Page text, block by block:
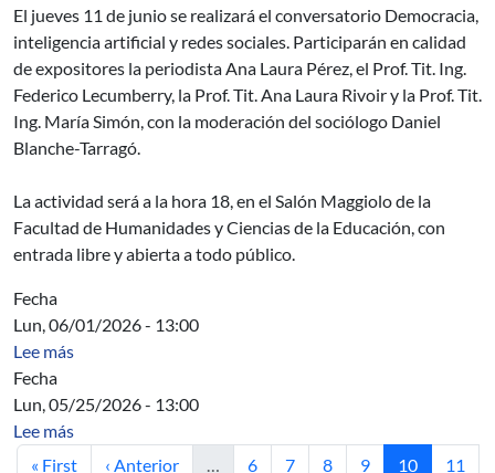
El jueves 11 de junio se realizará el conversatorio Democracia,
inteligencia artificial y redes sociales. Participarán en calidad
de expositores la periodista Ana Laura Pérez, el Prof. Tit. Ing.
Federico Lecumberry, la Prof. Tit. Ana Laura Rivoir y la Prof. Tit.
Ing. María Simón, con la moderación del sociólogo Daniel
Blanche-Tarragó.
La actividad será a la hora 18, en el Salón Maggiolo de la
Facultad de Humanidades y Ciencias de la Educación, con
entrada libre y abierta a todo público.
Fecha
Lun, 06/01/2026 - 13:00
Lee mássobre Acta Directiva
Fecha
Lun, 05/25/2026 - 13:00
Lee mássobre Acta Directiva
Primera página
« First Página anterior
‹ Anterior … Página
6 Página
7 Página
8 Página
9 Página
10 Página
11